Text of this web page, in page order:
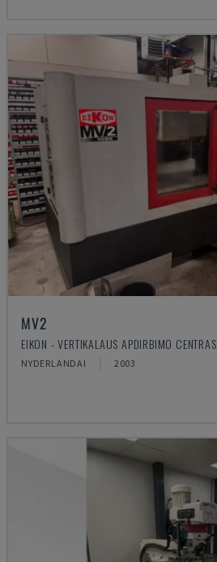
MV2
EIKON - VERTIKALAUS APDIRBIMO CENTRAS
NYDERLANDAI 2003